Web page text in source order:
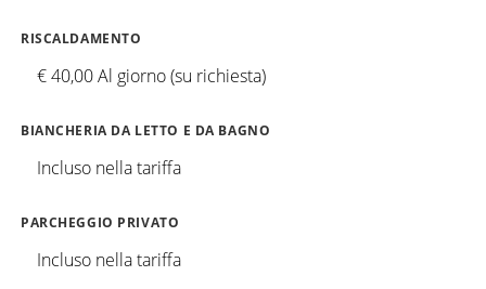
RISCALDAMENTO
€ 40,00 Al giorno (su richiesta)
BIANCHERIA DA LETTO E DA BAGNO
Incluso nella tariffa
PARCHEGGIO PRIVATO
Incluso nella tariffa